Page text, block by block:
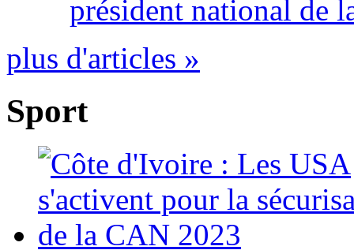
président national de
plus d'articles »
Sport